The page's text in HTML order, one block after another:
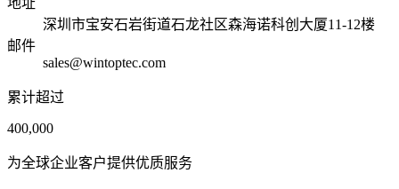
深圳市宝安石岩街道石龙社区森海诺科创大厦11-12楼
邮件
sales@wintoptec.com
累计超过
400,000
为全球企业客户提供优质服务